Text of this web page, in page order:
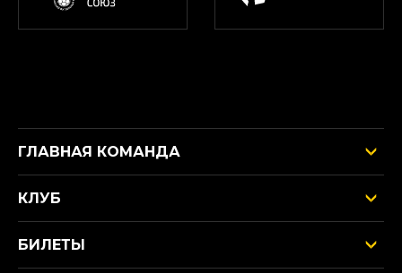
ГЛАВНАЯ КОМАНДА
КЛУБ
БИЛЕТЫ